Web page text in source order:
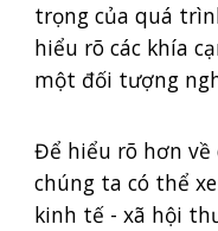
trọng của quá
hiểu rõ các khía
một đối tượng
Để hiểu rõ hơn
chúng ta có thể
kinh tế - xã hội